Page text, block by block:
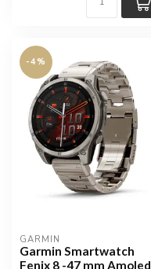
-4%
GARMIN
Garmin Smartwatch
Fenix 8 -47 mm Amoled